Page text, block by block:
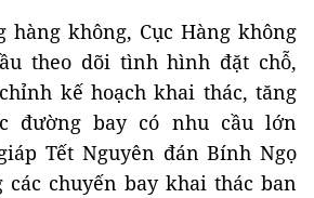
hàng không, Cục Hàng không
theo dõi tình hình đặt chỗ,
kế hoạch khai thác, tăng
đường bay có nhu cầu lớn
Tết Nguyên đán Bính Ngọ
các chuyến bay khai thác ban